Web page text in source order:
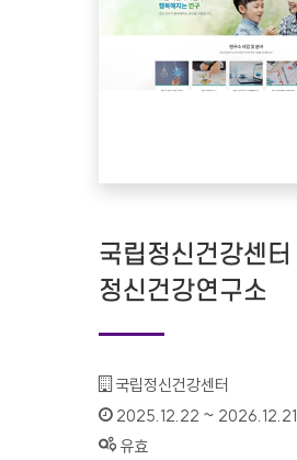
국립정신건강센터
정신건강연구소
기관명 :
국립정신건강센터
인증기간 :
2025.12.22 ~ 2026.12.21
상태 :
유효